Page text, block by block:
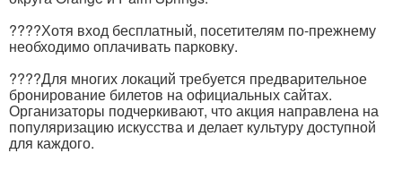
????Хотя вход бесплатный, посетителям по-прежнему
необходимо оплачивать парковку.
????Для многих локаций требуется предварительное
бронирование билетов на официальных сайтах.
Организаторы подчеркивают, что акция направлена на
популяризацию искусства и делает культуру доступной
для каждого.